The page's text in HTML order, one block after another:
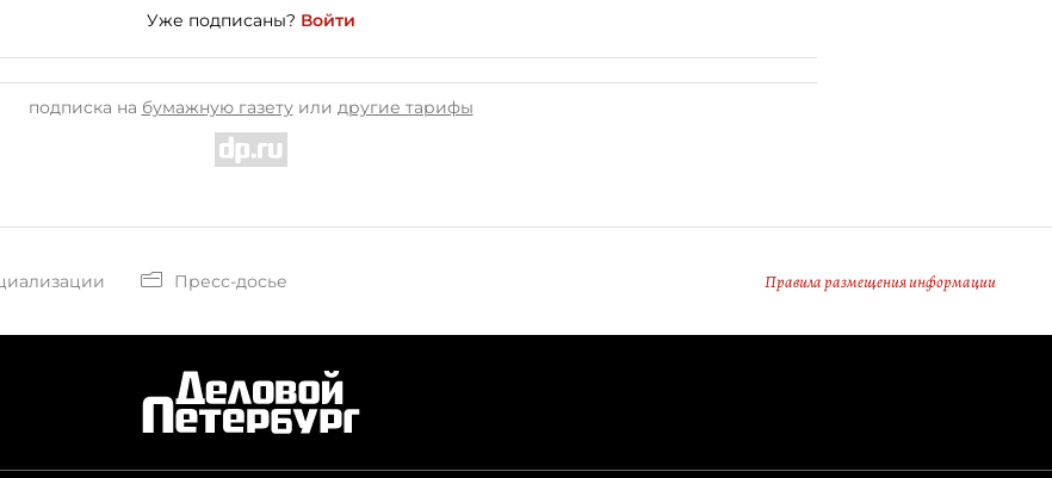
Уже подписаны? Войти
подписка на бумажную газетуили другие тарифы
Пресс-досье Правила размещения информации